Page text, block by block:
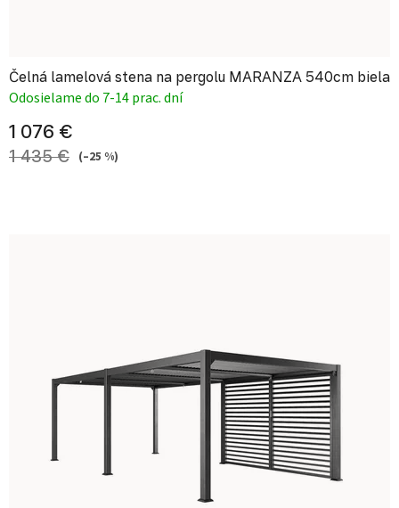
Čelná lamelová stena na pergolu MARANZA 540cm biela
Odosielame do 7-14 prac. dní
1 076 €
1 435 € (–25 %)